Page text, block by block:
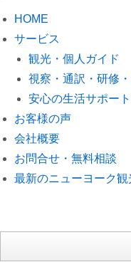
HOME
サービス
観光・個人ガイド
視察・通訳・研修
安心の生活サポート
お客様の声
会社概要
お問合せ・無料相談
最新のニューヨーク観